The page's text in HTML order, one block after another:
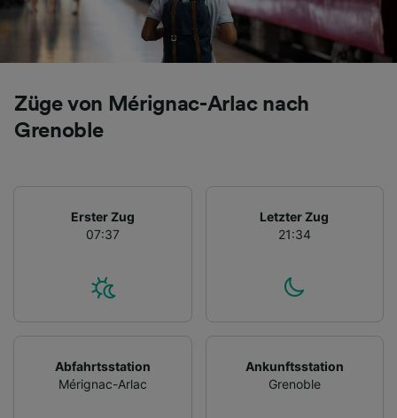
Züge von Mérignac-Arlac nach
Grenoble
Erster Zug
07:37
Letzter Zug
21:34
Abfahrtsstation
Mérignac-Arlac
Ankunftsstation
Grenoble